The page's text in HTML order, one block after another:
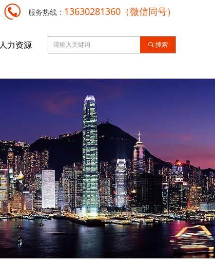
服务热线： 13630281360（微信同号）
人力资源 끠 搜索